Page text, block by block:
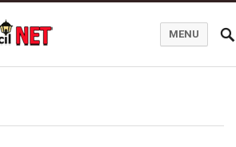
MENU